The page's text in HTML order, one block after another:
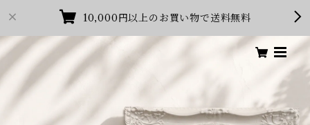
10,000円以上のお買い物で送料無料